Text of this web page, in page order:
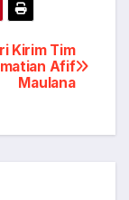
Kirim Tim
Afif
Maulana